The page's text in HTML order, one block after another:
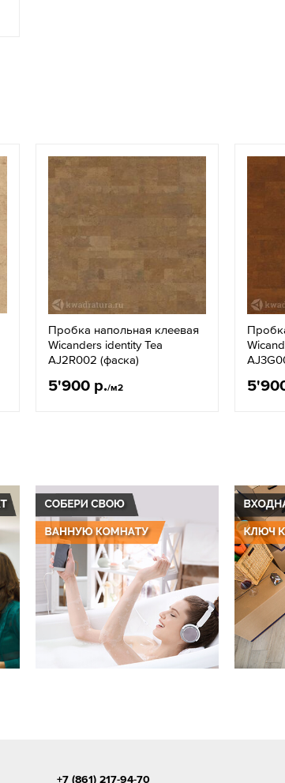
Пробка напольная клеевая
Wicanders identity Tea
AJ2R002 (фаска)
5'900 р./м2
+7 (861) 217-94-70